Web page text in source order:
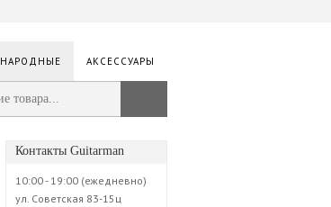
НАРОДНЫЕ АКСЕССУАРЫ
Контакты Guitarman
10:00 - 19:00 (ежедневно)
ул. Советская 83-15ц